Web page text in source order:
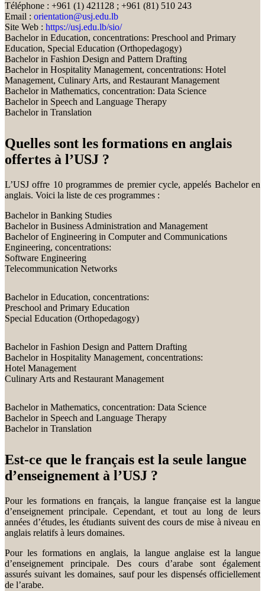
Téléphone : +961 (1) 421128 ; +961 (81) 510 243
Email : orientation@usj.edu.lb
Site Web : https://usj.edu.lb/sio/
Bachelor in Education, concentrations: Preschool and Primary
Education, Special Education (Orthopedagogy)
Bachelor in Fashion Design and Pattern Drafting
Bachelor in Hospitality Management, concentrations: Hotel
Management, Culinary Arts, and Restaurant Management
Bachelor in Mathematics, concentration: Data Science
Bachelor in Speech and Language Therapy
Bachelor in Translation
Quelles sont les formations en anglais
offertes à l’USJ ?
L’USJ offre 10 programmes de premier cycle, appelés Bachelor en
anglais. Voici la liste de ces programmes :
Bachelor in Banking Studies
Bachelor in Business Administration and Management
Bachelor of Engineering in Computer and Communications
Engineering, concentrations:
Software Engineering
Telecommunication Networks
Bachelor in Education, concentrations:
Preschool and Primary Education
Special Education (Orthopedagogy)
Bachelor in Fashion Design and Pattern Drafting
Bachelor in Hospitality Management, concentrations:
Hotel Management
Culinary Arts and Restaurant Management
Bachelor in Mathematics, concentration: Data Science
Bachelor in Speech and Language Therapy
Bachelor in Translation
Est-ce que le français est la seule langue
d’enseignement à l’USJ ?
Pour les formations en français, la langue française est la langue
d’enseignement principale. Cependant, et tout au long de leurs
années d’études, les étudiants suivent des cours de mise à niveau en
anglais relatifs à leurs domaines.
Pour les formations en anglais, la langue anglaise est la langue
d’enseignement principale. Des cours d’arabe sont également
assurés suivant les domaines, sauf pour les dispensés officiellement
de l’arabe.